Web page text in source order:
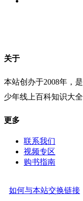
关于
本站创办于2008年，
少年线上百科知识大
更多
联系我们
视频专区
购书指南
如何与本站交换链接